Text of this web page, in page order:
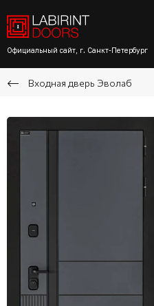
Официальный сайт, г. Санкт-Петербург
Входная дверь Эволаб